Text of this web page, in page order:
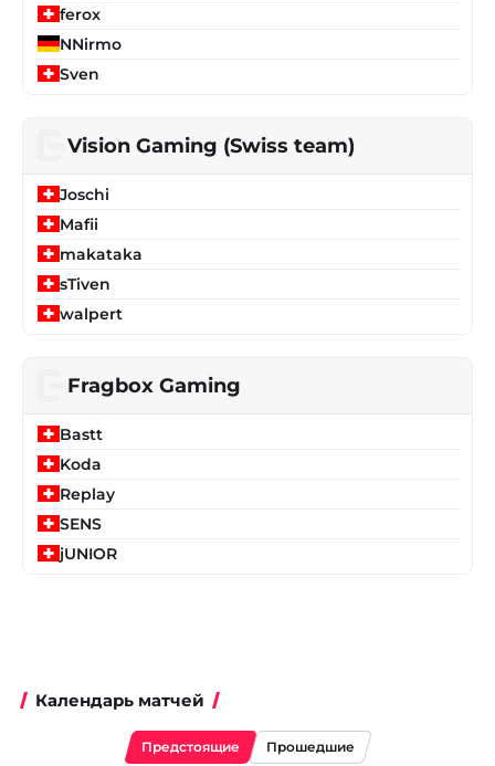
ferox
NNirmo
Sven
Vision Gaming (Swiss team)
Joschi
Mafii
makataka
sTiven
walpert
Fragbox Gaming
Bastt
Koda
Replay
SENS
jUNIOR
Календарь матчей
Предстоящие Прошедшие